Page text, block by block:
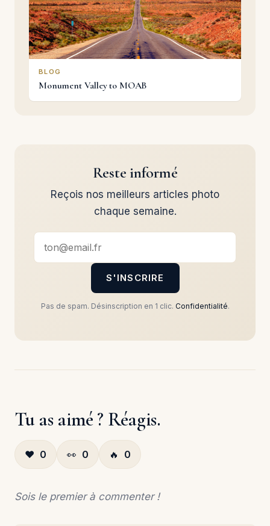
BLOG
Monument Valley to MOAB
Reste informé
Reçois nos meilleurs articles photo
chaque semaine.
S'INSCRIRE
Pas de spam. Désinscription en 1 clic. Confidentialité.
Tu as aimé ? Réagis.
❤️ 0 👀 0 🔥 0
Sois le premier à commenter !